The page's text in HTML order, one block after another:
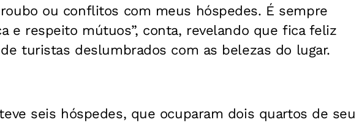
ou conflitos com meus hóspedes. É sempre
e respeito mútuos”, conta, revelando que fica feliz
turistas deslumbrados com as belezas do lugar.
seis hóspedes, que ocuparam dois quartos de seu